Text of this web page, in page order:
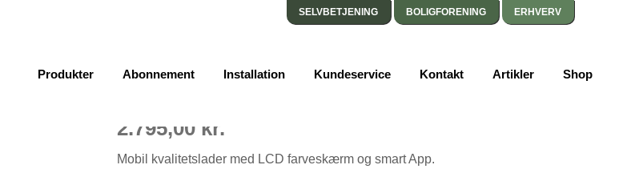
SELVBETJENING BOLIGFORENING ERHVERV
Produkter Abonnement Installation Kundeservice Kontakt Artikler Shop
Mobillader 11 kW
2.795,00 kr.
Mobil kvalitetslader med LCD farveskærm og smart App.